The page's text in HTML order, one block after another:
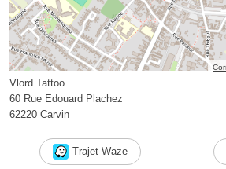
Vlord Tattoo
60 Rue Edouard Plachez
62220 Carvin
Trajet Waze